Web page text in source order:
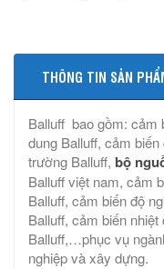
THÔNG TIN SẢN
Balluff bao gồm: cảm
dung Balluff, cảm
trường Balluff, bộ
Balluff việt nam, cảm
Balluff, cảm biến độ
Balluff, cảm biến
Balluff,…phục vụ
nghiệp và xây dựng.